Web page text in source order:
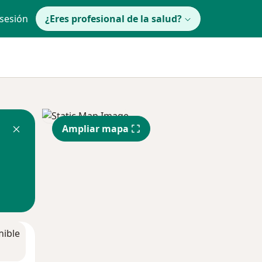
¿Eres profesional de la salud?
Ampliar mapa